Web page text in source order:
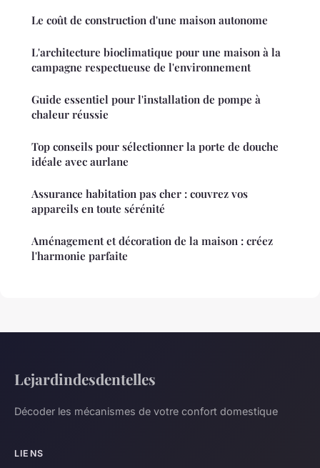
Le coût de construction d'une maison autonome
L'architecture bioclimatique pour une maison à la
campagne respectueuse de l'environnement
Guide essentiel pour l'installation de pompe à
chaleur réussie
Top conseils pour sélectionner la porte de douche
idéale avec aurlane
Assurance habitation pas cher : couvrez vos
appareils en toute sérénité
Aménagement et décoration de la maison : créez
l'harmonie parfaite
Lejardindesdentelles
Décoder les mécanismes de votre confort domestique
LIENS